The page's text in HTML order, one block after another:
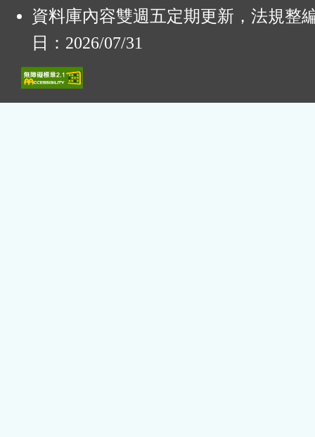
資料庫內容雙週五定期更新，法規整
日：2026/07/31